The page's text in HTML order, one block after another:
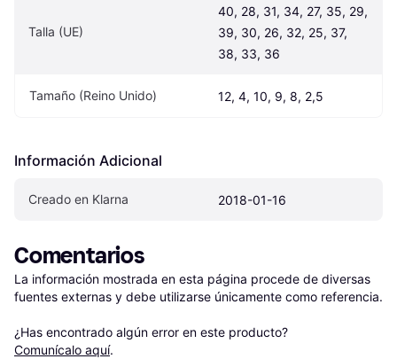
Talla (UE)
40, 28, 31, 34, 27, 35, 29,
39, 30, 26, 32, 25, 37,
38, 33, 36
Tamaño (Reino Unido) 12, 4, 10, 9, 8, 2,5
Información Adicional
Creado en Klarna 2018-01-16
Comentarios
La información mostrada en esta página procede de diversas
fuentes externas y debe utilizarse únicamente como referencia.
¿Has encontrado algún error en este producto?
Comunícalo aquí.